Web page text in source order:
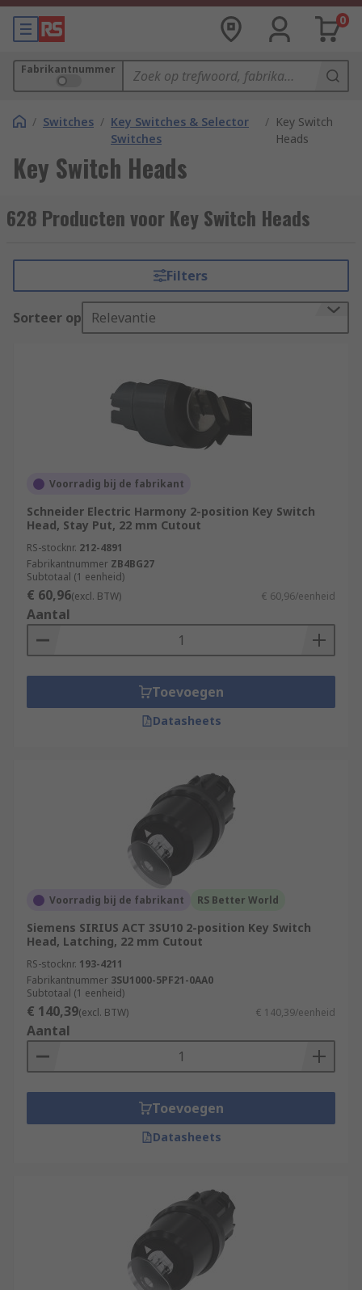
0
Fabrikantnummer
/ Switches / Key Switches & Selector
Switches
/ Key Switch
Heads
Key Switch Heads
628 Producten voor Key Switch Heads
Filters
Sorteer op Relevantie
Voorradig bij de fabrikant
Schneider Electric Harmony 2-position Key Switch
Head, Stay Put, 22 mm Cutout
RS-stocknr. 212-4891
Fabrikantnummer ZB4BG27
Subtotaal (1 eenheid)
€ 60,96(excl. BTW) € 60,96/eenheid
Aantal
Toevoegen
Datasheets
Voorradig bij de fabrikant RS Better World
Siemens SIRIUS ACT 3SU10 2-position Key Switch
Head, Latching, 22 mm Cutout
RS-stocknr. 193-4211
Fabrikantnummer 3SU1000-5PF21-0AA0
Subtotaal (1 eenheid)
€ 140,39(excl. BTW) € 140,39/eenheid
Aantal
Toevoegen
Datasheets